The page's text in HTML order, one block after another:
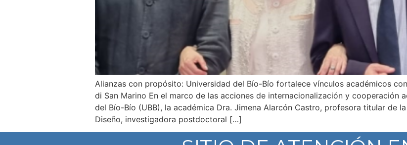
Alianzas con propósito: Universidad del Bío-Bío fortalece vínculos académicos
di San Marino En el marco de las acciones de internacionalización y cooperación
del Bío-Bío (UBB), la académica Dra. Jimena Alarcón Castro, profesora titular de
Diseño, investigadora postdoctoral […]